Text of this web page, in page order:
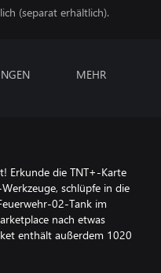
(separat erhältlich).
MEHR
Erkunde die TNT+-Karte
schlüpfe in die
02-Tank im
nach etwas
enthält außerdem 1020